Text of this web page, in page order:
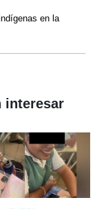
en la
interesar